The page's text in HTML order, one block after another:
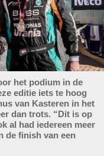
het podium in de
editie iets te hoog
van Kasteren in het
dan trots. “Dit is op
al had iedereen meer
de finish van een